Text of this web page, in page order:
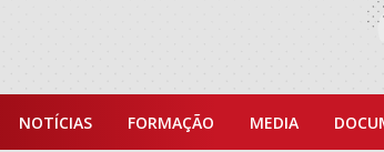
NOTÍCIAS FORMAÇÃO MEDIA